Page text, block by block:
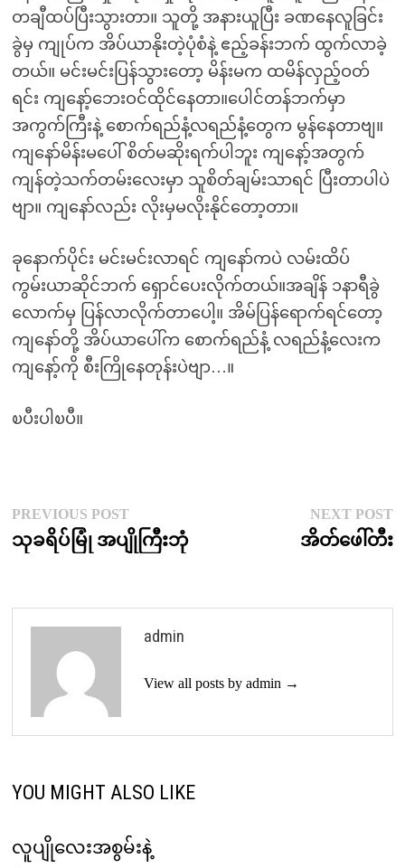
တချီထပ်ပြီးသွားတာ။ သူတို့ အနားယူပြီး ခဏနေလူခြင်း
ခွဲမှ ကျုပ်က အိပ်ယာနိုးတဲ့ပုံစံနဲ့ ဧည့်ခန်းဘက် ထွက်လာခဲ့
တယ်။ မင်းမင်းပြန်သွားတော့ မိန်းမက ထမိန်လှည့်ဝတ်
ရင်း ကျနော့်ဘေးဝင်ထိုင်နေတာ။ပေါင်တန်ဘက်မှာ
အကွက်ကြီးနဲ့ စောက်ရည်နံ့လရည်နံ့တွေက မွန်နေတာဗျ။
ကျနော်မိန်းမပေါ် စိတ်မဆိုးရက်ပါဘူး ကျနော့်အတွက်
ကျန်တဲ့သက်တမ်းလေးမှာ သူစိတ်ချမ်းသာရင် ပြီးတာပါပဲ
ဗျာ။ ကျနော်လည်း လိုးမှမလိုးနိုင်တော့တာ။
ခုနောက်ပိုင်း မင်းမင်းလာရင် ကျနော်ကပဲ လမ်းထိပ်
ကွမ်းယာဆိုင်ဘက် ရှောင်ပေးလိုက်တယ်။အချိန် ၁နာရီခွဲ
လောက်မှ ပြန်လာလိုက်တာပေါ့။ အိမ်ပြန်ရောက်ရင်တော့
ကျနော်တို့ အိပ်ယာပေါ်က စောက်ရည်နံ့ လရည်နံ့လေးက
ကျနော့်ကို စီးကြိုနေတုန်းပဲဗျာ…။
ၿပီးပါၿပီ။
Post
navigation
PREVIOUS POSTPrevious
post:
သုခရိပ်မြုံ အပျိုကြီးဘုံ
NEXT POST
အိတ်ဖေါ်တီး
admin
View all posts by admin →
YOU MIGHT ALSO LIKE
လူပျိုလေးအစွမ်းနဲ့